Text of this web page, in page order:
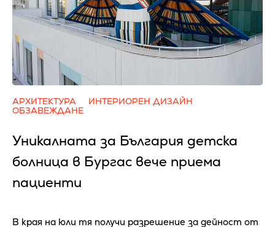
АРХИТЕКТУРА
ИНТЕРИОРЕН ДИЗАЙН
ОБЗАВЕЖДАНЕ
Уникалната за България детска
болница в Бургас вече приема
пациенти
В края на юли тя получи разрешение за дейност от